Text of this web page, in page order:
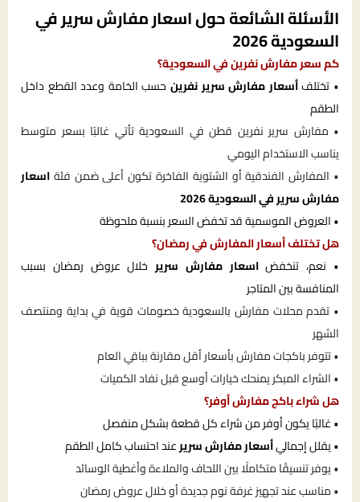
الأسئلة الشائعة حول اسعار مفارش سرير في
السعودية 2026
كم سعر مفارش نفرين في السعودية؟
• تختلفأسعار مفارش سرير نفرين حسب الخامة وعدد القطع داخل
الطقم
• مفارش سرير نفرين قطن في السعودية تأتي غالبًا بسعر متوسط
يناسب الاستخدام اليومي
• المفارش الفندقية أو الشتوية الفاخرة تكون أعلى ضمن فئةاسعار
مفارش سرير في السعودية 2026
• العروض الموسمية قد تخفض السعر بنسبة ملحوظة
هل تختلف أسعار المفارش في رمضان؟
• نعم، تنخفضاسعار مفارش سريرخلال عروض رمضان بسبب
المنافسة بين المتاجر
• تقدم محلات مفارش بالسعودية خصومات قوية في بداية ومنتصف
الشهر
• تتوفر باكجات مفارش بأسعار أقل مقارنة بباقي العام
• الشراء المبكر يمنحك خيارات أوسع قبل نفاد الكميات
هل شراء باكج مفارش أوفر؟
• غالبًا يكون أوفر من شراء كل قطعة بشكل منفصل
• يقلل إجماليأسعار مفارش سريرعند احتساب كامل الطقم
• يوفر تنسيقًا متكاملًا بين اللحاف والملاءة وأغطية الوسائد
• مناسب عند تجهيز غرفة نوم جديدة أو خلال عروض رمضان